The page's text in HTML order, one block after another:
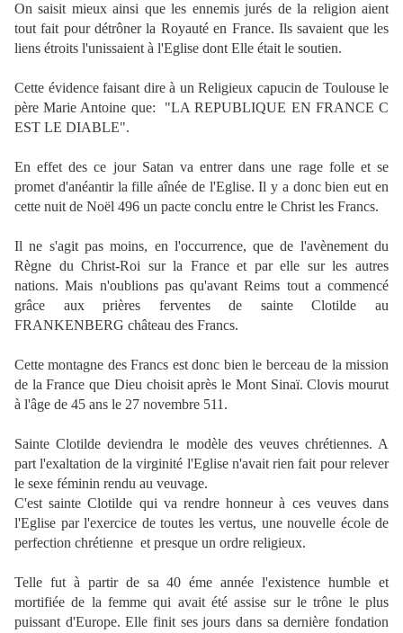
On saisit mieux ainsi que les ennemis jurés de la religion aient
tout fait pour détrôner la Royauté en France. Ils savaient que les
liens étroits l'unissaient à l'Eglise dont Elle était le soutien.
Cette évidence faisant dire à un Religieux capucin de Toulouse le
père Marie Antoine que:
"LA REPUBLIQUE EN FRANCE C
EST LE DIABLE".
En effet des ce jour Satan va entrer dans une rage folle et se
promet d'anéantir la fille aînée de l'Eglise. Il y a donc bien eut en
cette nuit de Noël 496 un pacte conclu entre le Christ les Francs.
Il ne s'agit pas moins, en l'occurrence, que de l'avènement du
Règne du Christ-Roi surla France et par elle sur les autres
nations. Mais n'oublions pas qu'avant Reims tout a commencé
grâce aux prières ferventes de sainte Clotilde au
FRANKENBERG château des Francs.
Cette montagne des Francs est donc bien le berceau de la mission
de la France que Dieu choisit après le Mont Sinaï. Clovis mourut
à l'âge de 45 ans le 27 novembre 511.
Sainte Clotilde deviendra le modèle des veuves chrétiennes. A
part l'exaltation de la virginité l'Eglise n'avait rien fait pour relever
le sexe féminin rendu au veuvage.
C'est sainte Clotilde qui va rendre honneur à ces veuves dans
l'Eglise par l'exercice de toutes les vertus, une nouvelle école de
perfection chrétienne et presque un ordre religieux.
Telle fut à partir de sa 40 éme année l'existence humble et
mortifiée de la femme qui avait été assise sur le trône le plus
puissant d'Europe. Elle finit ses jours dans sa dernière fondation